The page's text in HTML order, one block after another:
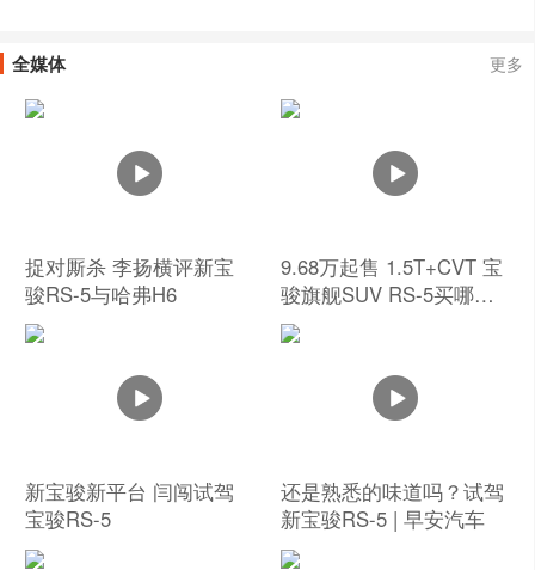
全媒体 更多
捉对厮杀 李扬横评新宝
骏RS-5与哈弗H6
9.68万起售 1.5T+CVT 宝
骏旗舰SUV RS-5买哪款
最合算？
新宝骏新平台 闫闯试驾
宝骏RS-5
还是熟悉的味道吗？试驾
新宝骏RS-5 | 早安汽车